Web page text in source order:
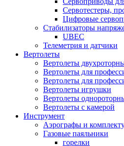
Сервотестеры,
Цифровые
Стабилизаторы
UBEC
Телеметрия и датчики
Вертолеты
Вертолеты
Вертолеты для
Вертолеты для
Вертолеты игрушки
Вертолеты
Вертолеты с камерой
Инструмент
Аэрографы и
Газовые паяльники
горелки